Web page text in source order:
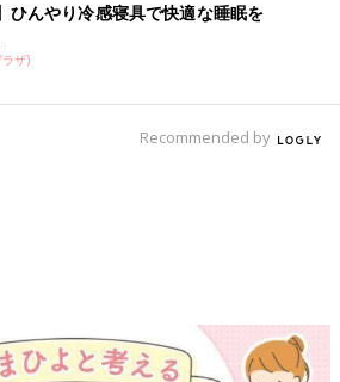
ひんやり冷感寝具で快適な睡眠を
ザ)
Recommended by